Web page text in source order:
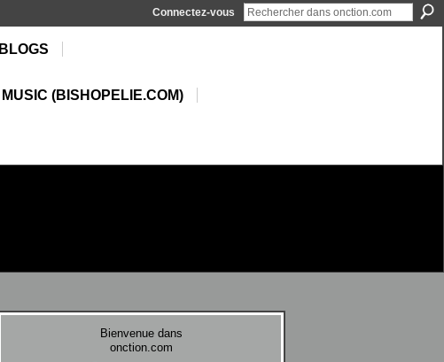
Connectez-vous
BLOGS
MUSIC (BISHOPELIE.COM)
Bienvenue dans
onction.com